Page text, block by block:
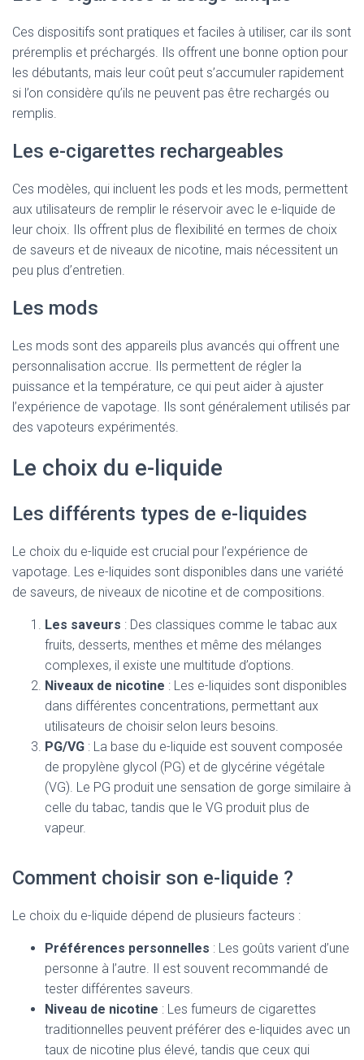
Ces dispositifs sont pratiques et faciles à utiliser, car ils sont
préremplis et préchargés. Ils offrent une bonne option pour
les débutants, mais leur coût peut s’accumuler rapidement
si l’on considère qu’ils ne peuvent pas être rechargés ou
remplis.
Les e-cigarettes rechargeables
Ces modèles, qui incluent les pods et les mods, permettent
aux utilisateurs de remplir le réservoir avec le e-liquide de
leur choix. Ils offrent plus de flexibilité en termes de choix
de saveurs et de niveaux de nicotine, mais nécessitent un
peu plus d’entretien.
Les mods
Les mods sont des appareils plus avancés qui offrent une
personnalisation accrue. Ils permettent de régler la
puissance et la température, ce qui peut aider à ajuster
l’expérience de vapotage. Ils sont généralement utilisés par
des vapoteurs expérimentés.
Le choix du e-liquide
Les différents types de e-liquides
Le choix du e-liquide est crucial pour l’expérience de
vapotage. Les e-liquides sont disponibles dans une variété
de saveurs, de niveaux de nicotine et de compositions.
Les saveurs : Des classiques comme le tabac aux
fruits, desserts, menthes et même des mélanges
complexes, il existe une multitude d’options.
Niveaux de nicotine : Les e-liquides sont disponibles
dans différentes concentrations, permettant aux
utilisateurs de choisir selon leurs besoins.
PG/VG : La base du e-liquide est souvent composée
de propylène glycol (PG) et de glycérine végétale
(VG). Le PG produit une sensation de gorge similaire à
celle du tabac, tandis que le VG produit plus de
vapeur.
Comment choisir son e-liquide ?
Le choix du e-liquide dépend de plusieurs facteurs :
Préférences personnelles : Les goûts varient d’une
personne à l’autre. Il est souvent recommandé de
tester différentes saveurs.
Niveau de nicotine : Les fumeurs de cigarettes
traditionnelles peuvent préférer des e-liquides avec un
taux de nicotine plus élevé, tandis que ceux qui